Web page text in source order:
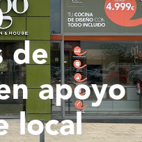
de
apoyo
local